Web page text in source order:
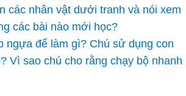
các nhân vật dưới tranh và nói xem
các bài nào mới học?
ngựa để làm gì? Chú sử dụng con
Vì sao chú cho rằng chạy bộ nhanh